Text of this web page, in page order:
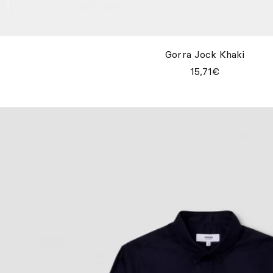
Gorra Jock Khaki
15,71€